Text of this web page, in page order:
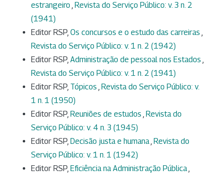
estrangeiro , Revista do Serviço Público: v. 3 n. 2
(1941)
Editor RSP, Os concursos e o estudo das carreiras ,
Revista do Serviço Público: v. 1 n. 2 (1942)
Editor RSP, Administração de pessoal nos Estados ,
Revista do Serviço Público: v. 1 n. 2 (1941)
Editor RSP, Tópicos , Revista do Serviço Público: v.
1 n. 1 (1950)
Editor RSP, Reuniões de estudos , Revista do
Serviço Público: v. 4 n. 3 (1945)
Editor RSP, Decisão justa e humana, Revista do
Serviço Público: v. 1 n. 1 (1942)
Editor RSP, Eficiência na Administração Pública,